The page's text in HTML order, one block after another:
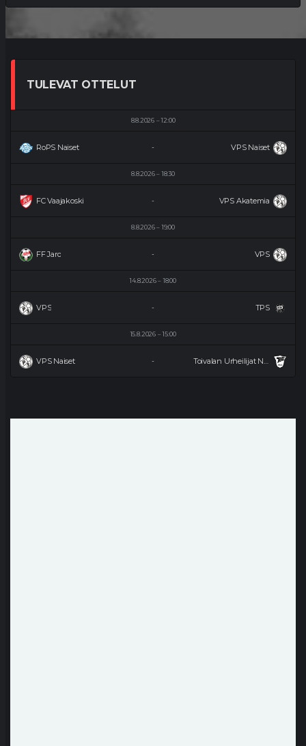
TULEVAT OTTELUT
8.8.2026 12:00
RoPS Naiset VPS Naiset
-
8.8.2026 18:30
FC Vaajakoski VPS Akatemia
-
8.8.2026 19:00
FF Jaro VPS
-
14.8.2026 18:00
VPS TPS
-
15.8.2026 15:00
VPS Naiset -